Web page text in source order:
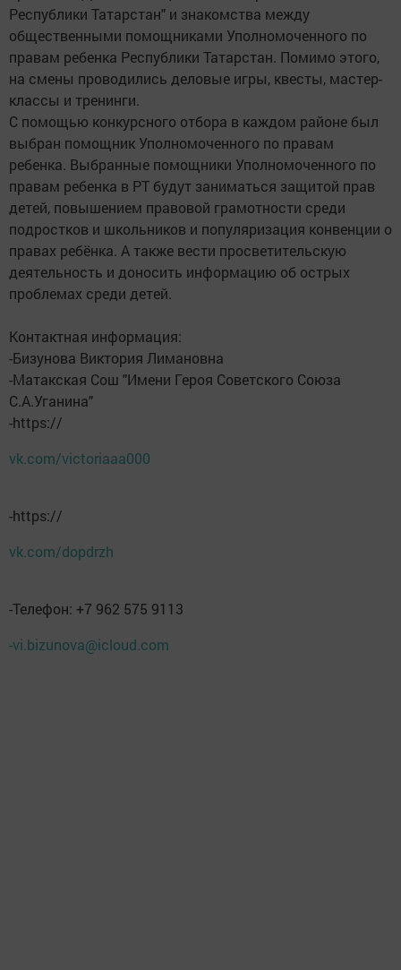
Республики Татарстан" и знакомства между
общественными помощниками Уполномоченного по
правам ребенка Республики Татарстан. Помимо этого,
на смены проводились деловые игры, квесты, мастер-
классы и тренинги.
С помощью конкурсного отбора в каждом районе был
выбран помощник Уполномоченного по правам
ребенка. Выбранные помощники Уполномоченного по
правам ребенка в РТ будут заниматься защитой прав
детей, повышением правовой грамотности среди
подростков и школьников и популяризация конвенции о
правах ребёнка. А также вести просветительскую
деятельность и доносить информацию об острых
проблемах среди детей.
Контактная информация:
-Бизунова Виктория Лимановна
-Матакская Сош "Имени Героя Советского Союза
С.А.Уганина"
-https://
vk.com/victoriaaa000
-https://
vk.com/dopdrzh
-Телефон: +7 962 575 9113
-vi.bizunova@icloud.com